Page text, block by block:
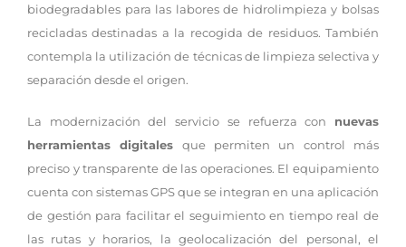
biodegradables para las labores de hidrolimpieza y bolsas
recicladas destinadas a la recogida de residuos. También
contempla la utilización de técnicas de limpieza selectiva y
separación desde el origen.
La modernización del servicio se refuerza con nuevas
herramientas digitales que permiten un control más
preciso y transparente de las operaciones. El equipamiento
cuenta con sistemas GPS que se integran en una aplicación
de gestión para facilitar el seguimiento en tiempo real de
las rutas y horarios, la geolocalización del personal, el